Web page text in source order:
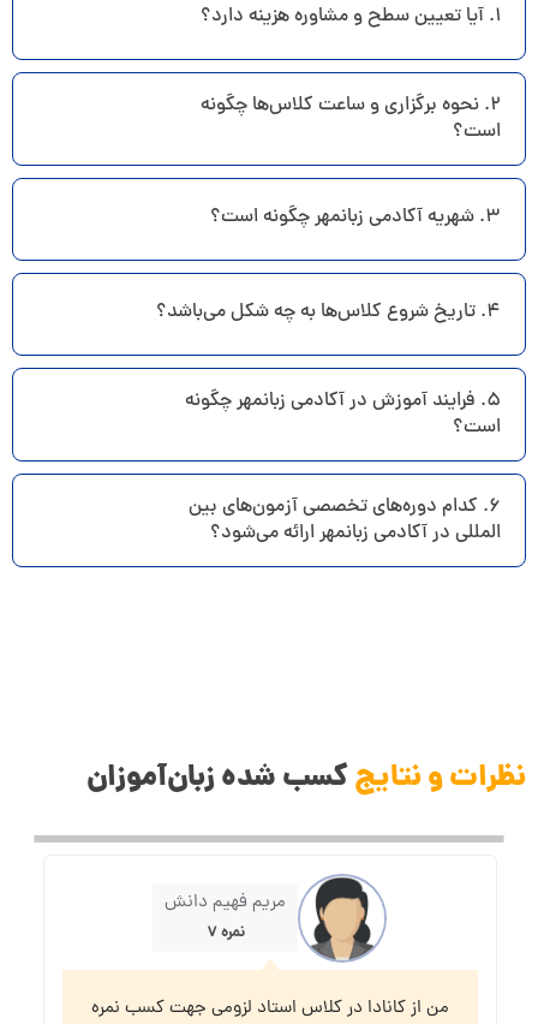
۱. آیا تعیین سطح و مشاوره هزینه دارد؟
۲. نحوه برگزاری و ساعت کلاس‌ها چگونه
است؟
۳. شهریه آکادمی زبانمهر چگونه است؟
۴. تاریخ شروع کلاس‌ها به چه شکل می‌باشد؟
۵. فرایند آموزش در آکادمی زبانمهر چگونه
است؟
۶. کدام دوره‌های تخصصی آزمون‌های بین
المللی در آکادمی زبانمهر ارائه می‌شود؟
نظرات و نتایجکسب شده زبان‌آموزان
من از کانادا در کلاس استاد لزومی جهت کسب نمره
مریم فهیم دانش
نمره ۷